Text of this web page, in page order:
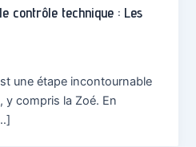
contrôle technique : Les
une étape incontournable
y compris la Zoé. En